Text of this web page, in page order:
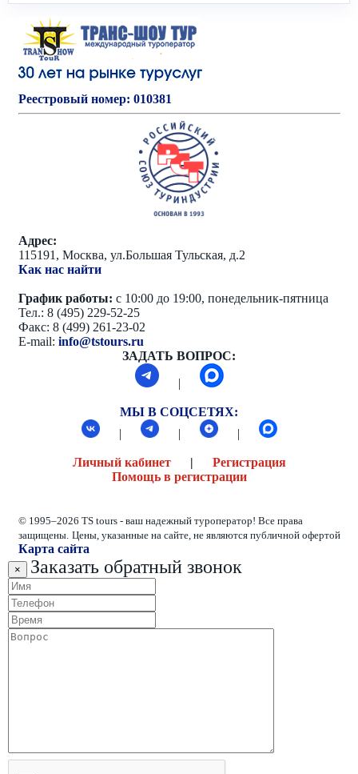
Реестровый номер: 010381
Адрес:
115191, Москва, ул.Большая Тульская, д.2
Как нас найти
График работы: с 10:00 до 19:00, понедельник-пятница
Тел.: 8 (495) 229-52-25
Факс: 8 (499) 261-23-02
E-mail: info@tstours.ru
ЗАДАТЬ ВОПРОС:
|
МЫ В СОЦСЕТЯХ:
|
| |
Личный кабинет| Регистрация
Помощь в регистрации
© 1995–2026 TS tours - ваш надежный туроператор! Все права
защищены. Цены, указанные на сайте, не являются публичной офертой
Карта сайта
× Заказать обратный звонок